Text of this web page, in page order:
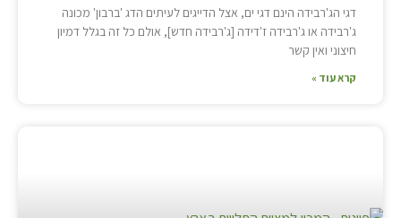
דגי הג'רבידה הינם דגי ים, אצל הדייגים לעיתים הדג 'ברבון' מכונה
ג'רבידה או ג'רבידה ז'דידה [ג'רבידה חדש], אולם כל זה בגלל דמיון
חיצוני ואין קשר
קרא עוד »